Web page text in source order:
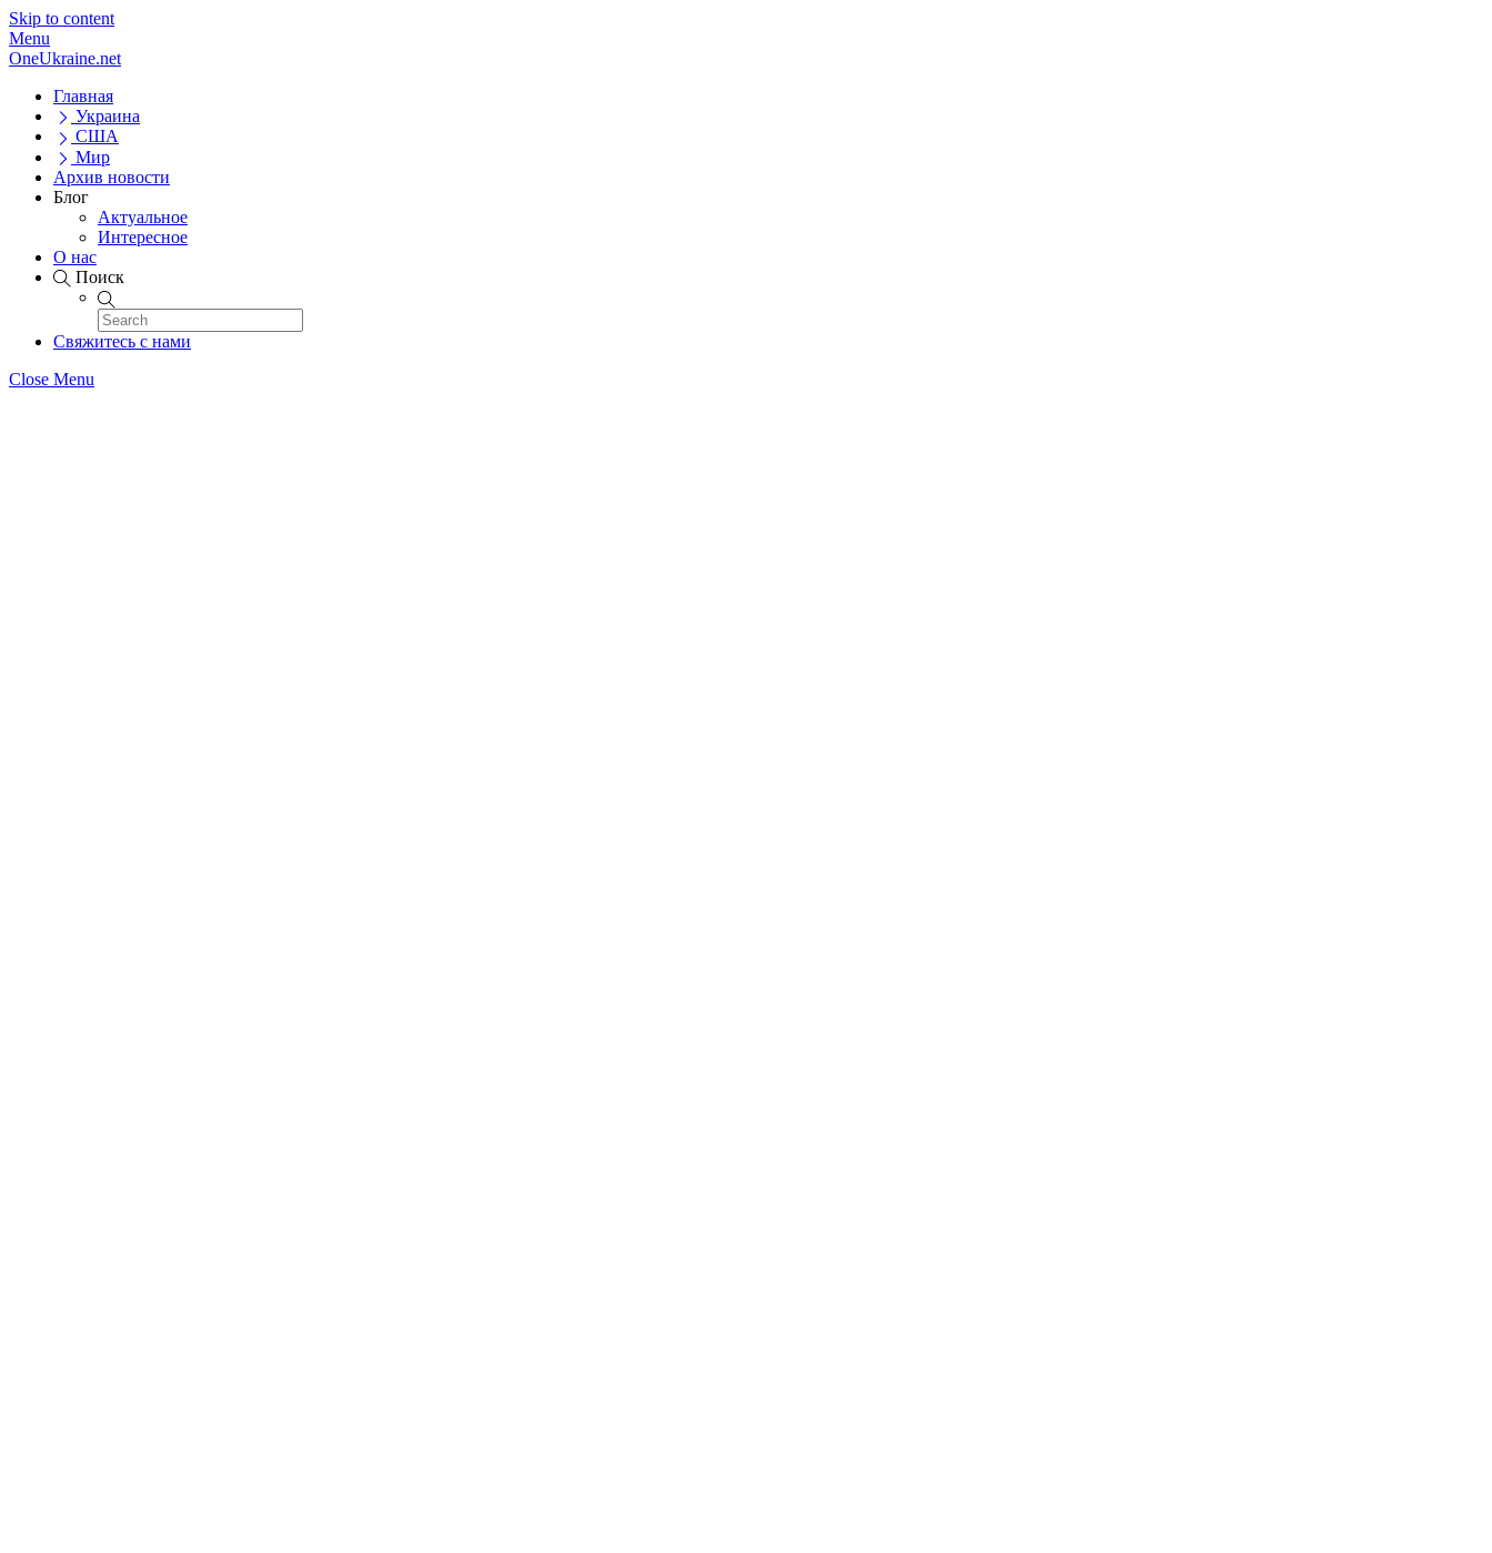
Skip to content
Menu
OneUkraine.net
Главная
Украина
США
Мир
Архив новости
Блог
Актуальное
Интересное
О нас
Поиск
Свяжитесь с нами
Close Menu